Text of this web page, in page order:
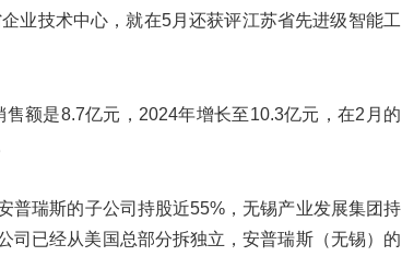
业技术中心，就在5月还获评江苏省先进级智能工
额是8.7亿元，2024年增长至10.3亿元，在2月的
普瑞斯的子公司持股近55%，无锡产业发展集团持
司已经从美国总部分拆独立，安普瑞斯（无锡）的